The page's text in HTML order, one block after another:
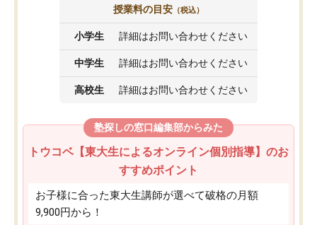
授業料の目安 （税込）
小学生 詳細はお問い合わせください
中学生 詳細はお問い合わせください
高校生 詳細はお問い合わせください
塾探しの窓口編集部からみた
トウコベ【東大生によるオンライン個別指導】のお
すすめポイント
お子様に合った東大生講師が選べて破格の月額
9,900円から！